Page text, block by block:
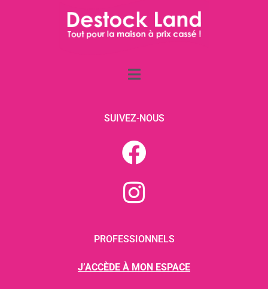
SUIVEZ-NOUS
PROFESSIONNELS
J’ACCÈDE À MON ESPACE